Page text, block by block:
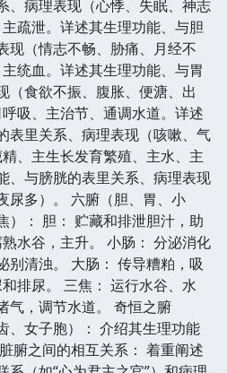
、病理表现（心悸、失眠、神志
疏泄。详述其生理功能、与胆
现（情志不畅、胁痛、月经不
统血。详述其生理功能、与胃
（食欲不振、腹胀、便溏、出
吸、主治节、通调水道。详述
表里关系、病理表现（咳嗽、气
、主生长发育繁殖、主水、主
、与膀胱的表里关系、病理表现
尿多）。 六腑（胆、胃、小
）： 胆： 贮藏和排泄胆汁，助
水谷，主升。 小肠： 分泌消化
别清浊。 大肠： 传导糟粕，吸
排尿。 三焦： 运行水谷、水
气，调节水道。 奇恒之腑
、女子胞）： 介绍其生理功能
腑之间的相互关系： 着重阐述